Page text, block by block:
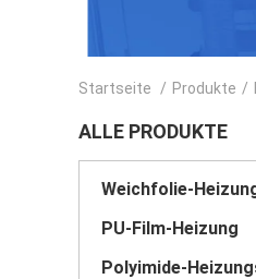
Startseite / Produkte /
ALLE PRODUKTE
Weichfolie-
PU-Film-Heizung
Polyimide-